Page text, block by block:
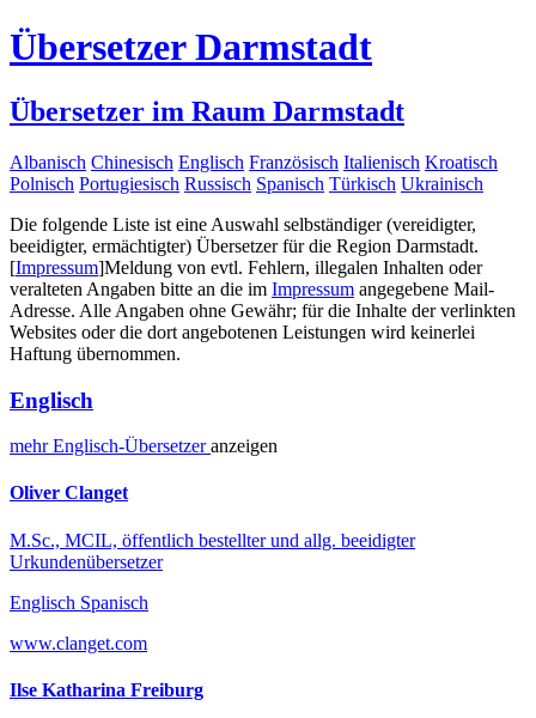
Übersetzer Darmstadt
Übersetzer im Raum Darmstadt
Albanisch Chinesisch Englisch Französisch Italienisch Kroatisch
Polnisch Portugiesisch Russisch Spanisch Türkisch Ukrainisch
Die folgende Liste ist eine Auswahl selbständiger (vereidigter,
beeidigter, ermächtigter) Übersetzer für die Region Darmstadt.
[Impressum]Meldung von evtl. Fehlern, illegalen Inhalten oder
veralteten Angaben bitte an die im Impressum angegebene Mail-
Adresse. Alle Angaben ohne Gewähr; für die Inhalte der verlinkten
Websites oder die dort angebotenen Leistungen wird keinerlei
Haftung übernommen.
Englisch
mehrEnglisch-Übersetzeranzeigen
Oliver Clanget
M.Sc., MCIL, öffentlich bestellter und allg. beeidigter
Urkundenübersetzer
Englisch Spanisch
www.clanget.com
Ilse Katharina Freiburg